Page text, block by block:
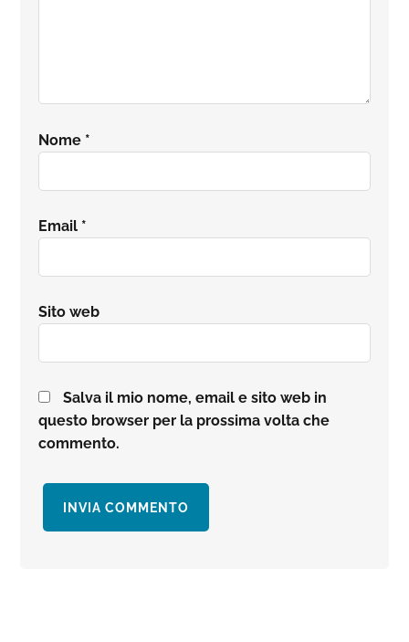
Nome *
Email *
Sito web
Salva il mio nome, email e sito web in
questo browser per la prossima volta che
commento.